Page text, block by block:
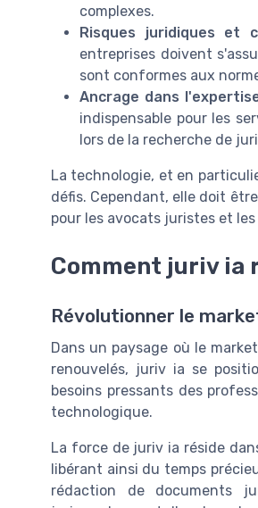
complexes.
Risques juridiques et
entreprises doivent
sont conformes aux
Ancrage dans
indispensable pour les
lors de la recherche de
La technologie, et en
défis. Cependant, elle doit
pour les avocats juristes et
Comment juriv ia
Révolutionner le
Dans un paysage où le
renouvelés, juriv ia se
besoins pressants des
technologique.
La force de juriv ia réside
libérant ainsi du temps
rédaction de documents